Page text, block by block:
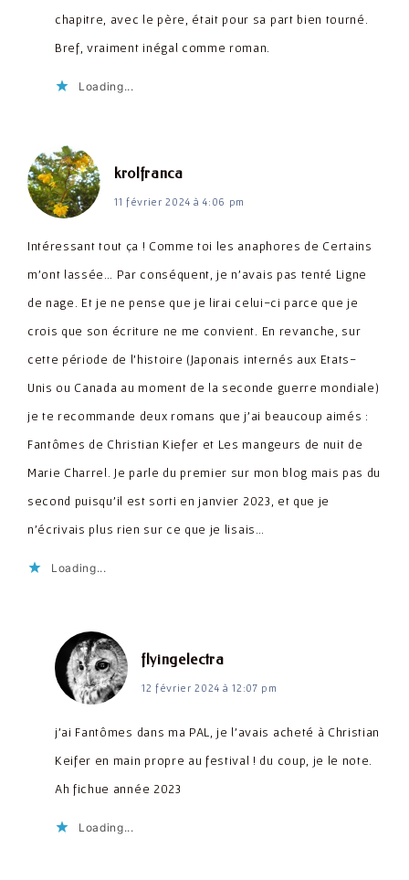
chapitre, avec le père, était pour sa part bien tourné.
Bref, vraiment inégal comme roman.
Loading...
krolfrancadit :
11 février 2024 à 4:06 pm
Intéressant tout ça ! Comme toi les anaphores de Certains
m’ont lassée… Par conséquent, je n’avais pas tenté Ligne
de nage. Et je ne pense que je lirai celui-ci parce que je
crois que son écriture ne me convient. En revanche, sur
cette période de l’histoire (Japonais internés aux Etats-
Unis ou Canada au moment de la seconde guerre mondiale)
je te recommande deux romans que j’ai beaucoup aimés :
Fantômes de Christian Kiefer et Les mangeurs de nuit de
Marie Charrel. Je parle du premier sur mon blog mais pas du
second puisqu’il est sorti en janvier 2023, et que je
n’écrivais plus rien sur ce que je lisais…
Loading...
flyingelectradit :
12 février 2024 à 12:07 pm
j’ai Fantômes dans ma PAL, je l’avais acheté à Christian
Keifer en main propre au festival ! du coup, je le note.
Ah fichue année 2023
Loading...